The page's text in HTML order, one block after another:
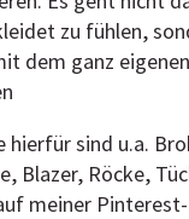
zu fühlen,
dem ganz
hierfür sind u.a.
Blazer, Röcke,
meiner Pinterest-